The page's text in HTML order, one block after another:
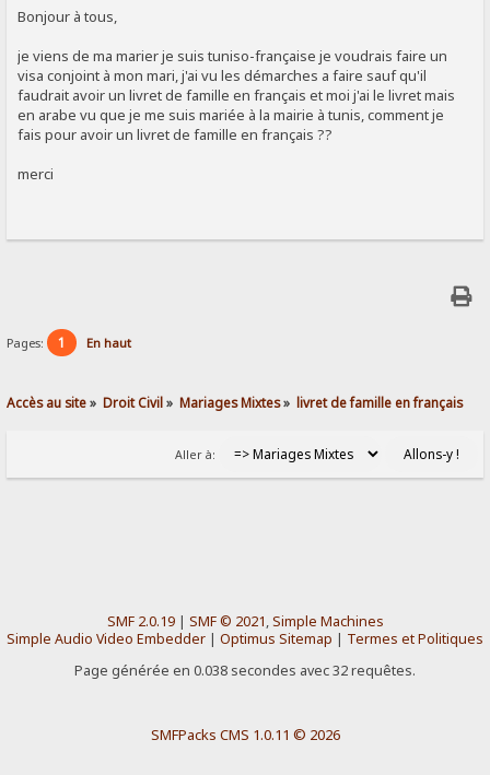
Bonjour à tous,
je viens de ma marier je suis tuniso-française je voudrais faire un
visa conjoint à mon mari, j'ai vu les démarches a faire sauf qu'il
faudrait avoir un livret de famille en français et moi j'ai le livret mais
en arabe vu que je me suis mariée à la mairie à tunis, comment je
fais pour avoir un livret de famille en français ??
merci
Pages: 1 En haut
Accès au site» Droit Civil» Mariages Mixtes» livret de famille en français
Aller à:
SMF 2.0.19| SMF © 2021,Simple Machines
Simple Audio Video Embedder | Optimus Sitemap | Termes et Politiques
Page générée en 0.038 secondes avec 32 requêtes.
SMFPacks CMS 1.0.11 © 2026